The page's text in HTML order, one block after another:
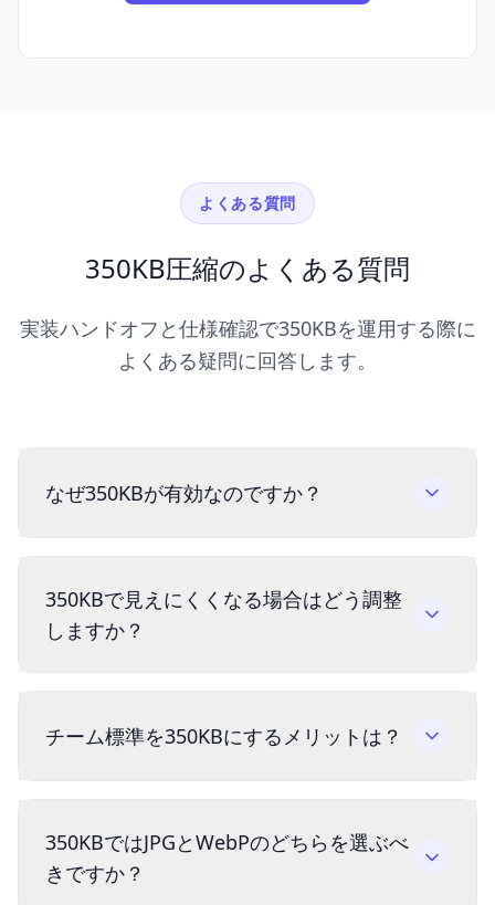
よくある質問
350KB圧縮のよくある質問
実装ハンドオフと仕様確認で350KBを運用する際に
よくある疑問に回答します。
なぜ350KBが有効なのですか？
350KBで見えにくくなる場合はどう調整
しますか？
チーム標準を350KBにするメリットは？
350KBではJPGとWebPのどちらを選ぶべ
きですか？